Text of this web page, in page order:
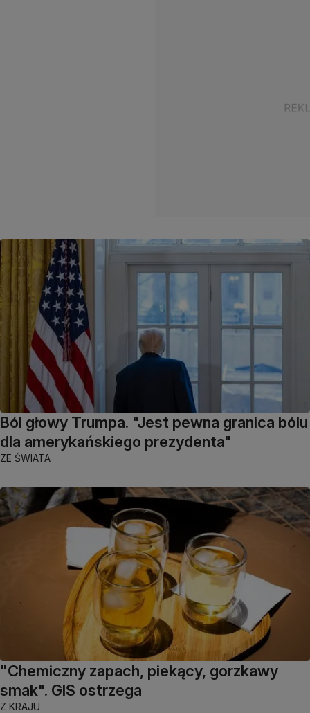
Ból głowy Trumpa. "Jest pewna granica bólu
dla amerykańskiego prezydenta"
ZE ŚWIATA
"Chemiczny zapach, piekący, gorzkawy
smak". GIS ostrzega
Z KRAJU